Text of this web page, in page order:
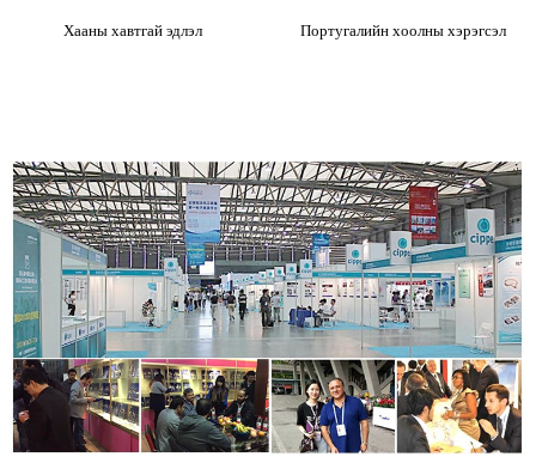
Хааны хавтгай эдлэл Португалийн хоолны хэрэгсэл